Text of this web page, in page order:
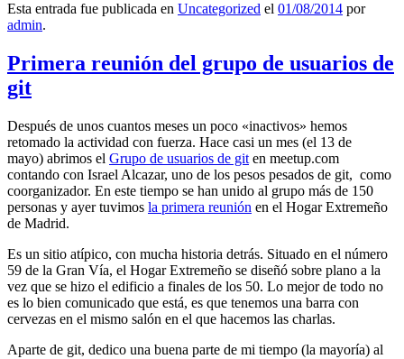
Esta entrada fue publicada en Uncategorized el 01/08/2014 por
admin.
Primera reunión del grupo de usuarios de
git
Después de unos cuantos meses un poco «inactivos» hemos
retomado la actividad con fuerza. Hace casi un mes (el 13 de
mayo) abrimos el Grupo de usuarios de git en meetup.com
contando con Israel Alcazar, uno de los pesos pesados de git, como
coorganizador. En este tiempo se han unido al grupo más de 150
personas y ayer tuvimos la primera reunión en el Hogar Extremeño
de Madrid.
Es un sitio atípico, con mucha historia detrás. Situado en el número
59 de la Gran Vía, el Hogar Extremeño se diseñó sobre plano a la
vez que se hizo el edificio a finales de los 50. Lo mejor de todo no
es lo bien comunicado que está, es que tenemos una barra con
cervezas en el mismo salón en el que hacemos las charlas.
Aparte de git, dedico una buena parte de mi tiempo (la mayoría) al